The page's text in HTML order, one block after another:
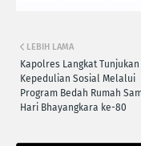
LEBIH LAMA
Kapolres Langkat Tunjukan
Kepedulian Sosial Melalui
Program Bedah Rumah
Hari Bhayangkara ke-80